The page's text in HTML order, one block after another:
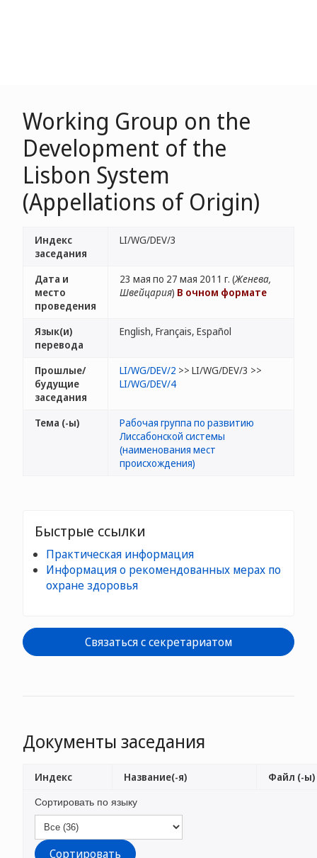
Working Group on the
Development of the
Lisbon System
(Appellations of Origin)
Индекс
заседания
LI/WG/DEV/3
Дата и
место
проведения
23 мая по 27 мая 2011 г. (Женева,
Швейцария) В очном формате
Язык(и)
перевода
English, Français, Español
Прошлые/
будущие
заседания
LI/WG/DEV/2 >> LI/WG/DEV/3 >>
LI/WG/DEV/4
Тема (-ы)
Рабочая группа по развитию
Лиссабонской системы
(наименования мест
происхождения)
Быстрые ссылки
Практическая информация
Информация о рекомендованных мерах по
охране здоровья
Связаться с секретариатом
Документы заседания
Сортировать по языку
Индекс Название(-я) Файл (-ы)